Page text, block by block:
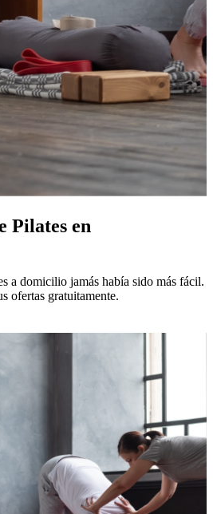
Pilates en
a domicilio jamás había sido más fácil.
ofertas gratuitamente.